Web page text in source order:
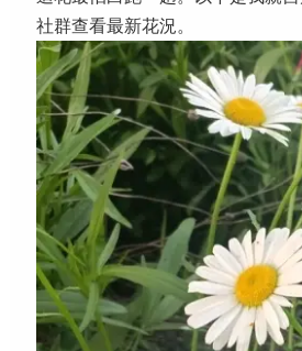
社群查看最新花況。